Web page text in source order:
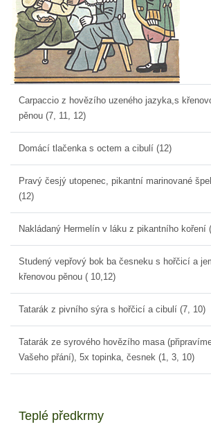
Carpaccio z hovězího uzeného jazyka,s
pěnou (7, 11, 12)
Domácí tlačenka s octem a cibulí (12)
Pravý česjý utopenec, pikantní marinované
(12)
Nakládaný Hermelín v láku z pikantního koření
Studený vepřový bok ba česneku s hořčicí a
křenovou pěnou ( 10,12)
Tatarák z pivního sýra s hořčicí a cibulí (7, 10)
Tatarák ze syrového hovězího masa
Vašeho přání), 5x topinka, česnek (1, 3, 10)
Teplé předkrmy